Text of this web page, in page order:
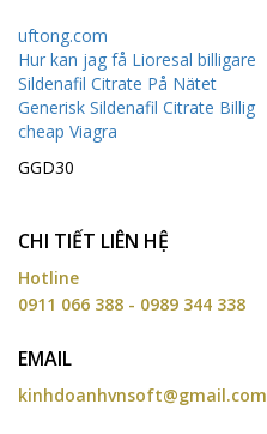
uftong.com
Hur kan jag få Lioresal billigare
Sildenafil Citrate På Nätet
Generisk Sildenafil Citrate Billig
cheap Viagra
GGD30
CHI TIẾT LIÊN HỆ
Hotline
0911 066 388 - 0989 344 338
EMAIL
kinhdoanhvnsoft@gmail.com